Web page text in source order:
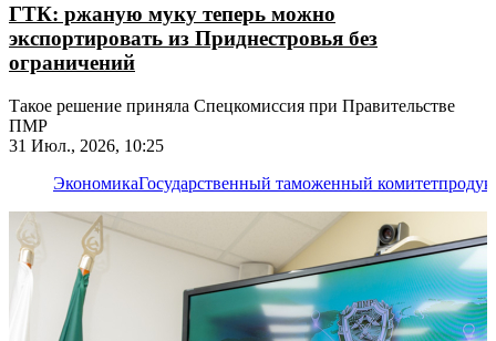
ГТК: ржаную муку теперь можно
экспортировать из Приднестровья без
ограничений
Такое решение приняла Спецкомиссия при Правительстве
ПМР
31 Июл., 2026, 10:25
ЭкономикаГосударственный таможенный комитет